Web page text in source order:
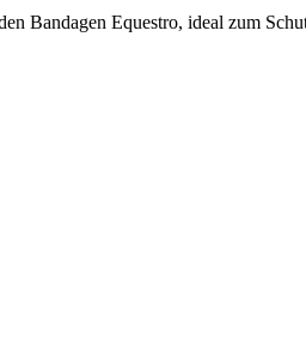
Bandagen Equestro, ideal zum